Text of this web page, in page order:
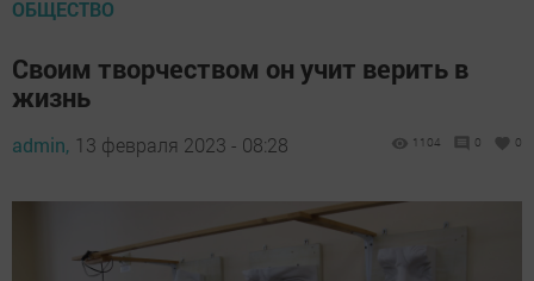
ОБЩЕСТВО
Своим творчеством он учит верить в
жизнь
admin, 13 февраля 2023 - 08:28 1104 0 0